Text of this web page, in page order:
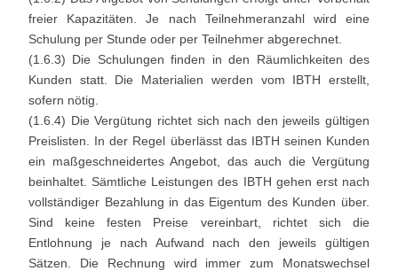
freier Kapazitäten. Je nach Teilnehmeranzahl wird eine
Schulung per Stunde oder per Teilnehmer abgerechnet.
(1.6.3) Die Schulungen finden in den Räumlichkeiten des
Kunden statt. Die Materialien werden vom IBTH erstellt,
sofern nötig.
(1.6.4) Die Vergütung richtet sich nach den jeweils gültigen
Preislisten. In der Regel überlässt das IBTH seinen Kunden
ein maßgeschneidertes Angebot, das auch die Vergütung
beinhaltet. Sämtliche Leistungen des IBTH gehen erst nach
vollständiger Bezahlung in das Eigentum des Kunden über.
Sind keine festen Preise vereinbart, richtet sich die
Entlohnung je nach Aufwand nach den jeweils gültigen
Sätzen. Die Rechnung wird immer zum Monatswechsel